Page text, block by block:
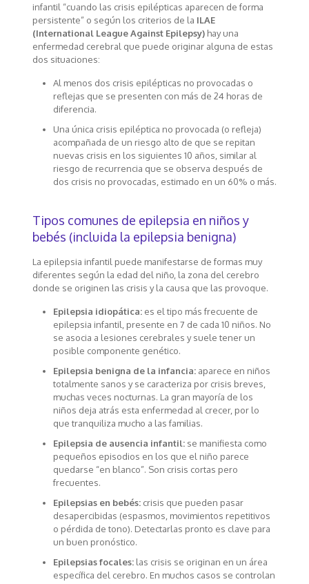
infantil “cuando las crisis epilépticas aparecen de forma
persistente” o según los criterios de la ILAE
(International League Against Epilepsy)hay una
enfermedad cerebral que puede originar alguna de estas
dos situaciones:
Al menos dos crisis epilépticas no provocadas o
reflejas que se presenten con más de 24 horas de
diferencia.
Una única crisis epiléptica no provocada (o refleja)
acompañada de un riesgo alto de que se repitan
nuevas crisis en los siguientes 10 años, similar al
riesgo de recurrencia que se observa después de
dos crisis no provocadas, estimado en un 60% o más.
Tipos comunes de epilepsia en niños y
bebés (incluida la epilepsia benigna)
La epilepsia infantil puede manifestarse de formas muy
diferentes según la edad del niño, la zona del cerebro
donde se originen las crisis y la causa que las provoque.
Epilepsia idiopática:es el tipo más frecuente de
epilepsia infantil, presente en 7 de cada 10 niños. No
se asocia a lesiones cerebrales y suele tener un
posible componente genético.
Epilepsia benigna de la infancia:aparece en niños
totalmente sanos y se caracteriza por crisis breves,
muchas veces nocturnas. La gran mayoría de los
niños deja atrás esta enfermedad al crecer, por lo
que tranquiliza mucho a las familias.
Epilepsia de ausencia infantil:se manifiesta como
pequeños episodios en los que el niño parece
quedarse “en blanco”. Son crisis cortas pero
frecuentes.
Epilepsias en bebés:crisis que pueden pasar
desapercibidas (espasmos, movimientos repetitivos
o pérdida de tono). Detectarlas pronto es clave para
un buen pronóstico.
Epilepsias focales:las crisis se originan en un área
específica del cerebro. En muchos casos se controlan